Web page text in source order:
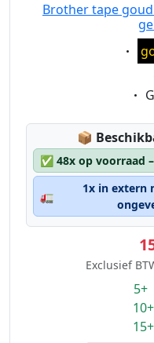
Brother tape goud
📦
✅ 48x op voorraad
🚛
1x in extern
Exclusief
5+